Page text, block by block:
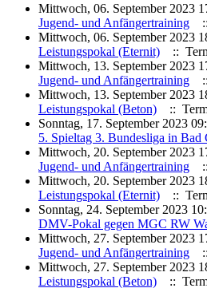
Mittwoch, 06. September 2023
Jugend- und Anfängertraining
Mittwoch, 06. September 2023
Leistungspokal (Eternit)
::
Mittwoch, 13. September 2023
Jugend- und Anfängertraining
Mittwoch, 13. September 2023
Leistungspokal (Beton)
::
Sonntag, 17. September 2023
5. Spieltag 3. Bundesliga in Bad
Mittwoch, 20. September 2023
Jugend- und Anfängertraining
Mittwoch, 20. September 2023
Leistungspokal (Eternit)
::
Sonntag, 24. September 2023
DMV-Pokal gegen MGC RW
Mittwoch, 27. September 2023
Jugend- und Anfängertraining
Mittwoch, 27. September 2023
Leistungspokal (Beton)
::